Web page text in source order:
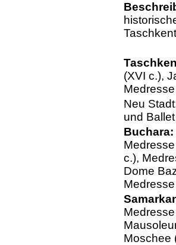
Taschkent
(XVI c.),
Neu
und
Buchara:
c.),
Dome
Moschee